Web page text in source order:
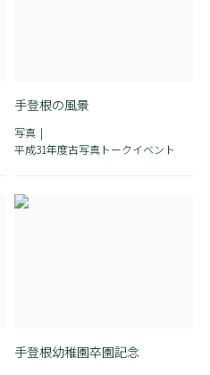
手登根の風景
写真
平成31年度古写真トークイベント
手登根幼稚園卒園記念